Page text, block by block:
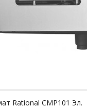
Rational CMP101 Эл.